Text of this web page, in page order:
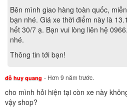
Bên mình giao hàng toàn quốc,
bạn nhé. Giá xe thời điểm này là
hết 30/7 ạ. Bạn vui lòng liên hệ
nhé.
Thông tin tới bạn!
đỗ huy quang - Hơn 9 năm trước.
cho mình hỏi hiện tại còn xe này
vậy shop?